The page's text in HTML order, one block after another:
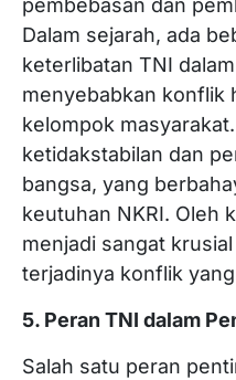
pembebasan dan
Dalam sejarah, ada
keterlibatan TNI
menyebabkan konflik
kelompok
ketidakstabilan dan
bangsa, yang
keutuhan NKRI. Oleh
menjadi sangat
terjadinya konflik
5. Peran TNI dalam
Salah satu peran